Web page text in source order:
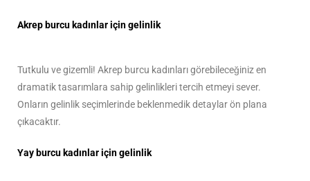
Akrep burcu kadınlar için gelinlik
Tutkulu ve gizemli! Akrep burcu kadınları görebileceğiniz en
dramatik tasarımlara sahip gelinlikleri tercih etmeyi sever.
Onların gelinlik seçimlerinde beklenmedik detaylar ön plana
çıkacaktır.
Yay burcu kadınlar için gelinlik